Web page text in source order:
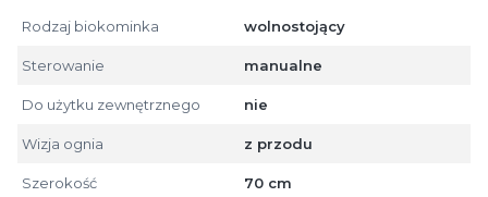
Rodzaj biokominka wolnostojący
Sterowanie manualne
Do użytku zewnętrznego nie
Wizja ognia z przodu
Szerokość 70 cm